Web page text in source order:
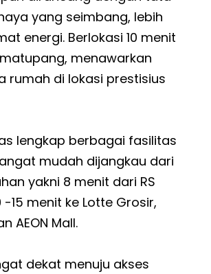
yang seimbang, lebih
energi. Berlokasi 10 menit
menawarkan
rumah di lokasi prestisius
lengkap berbagai fasilitas
mudah dijangkau dari
yakni 8 menit dari RS
-15 menit ke Lotte Grosir,
AEON Mall.
dekat menuju akses